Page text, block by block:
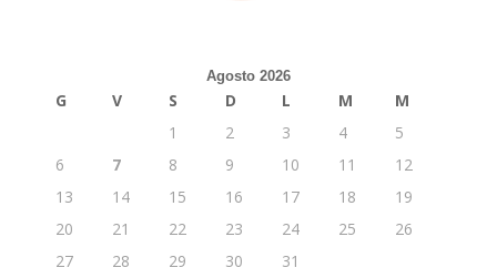
Agosto 2026
G V S D L M
M
1
2 3 4
5
6
7 8 9 10 11
12
13
14 15 16 17 18
19
20
21 22 23 24 25
26
27
28 29 30
31